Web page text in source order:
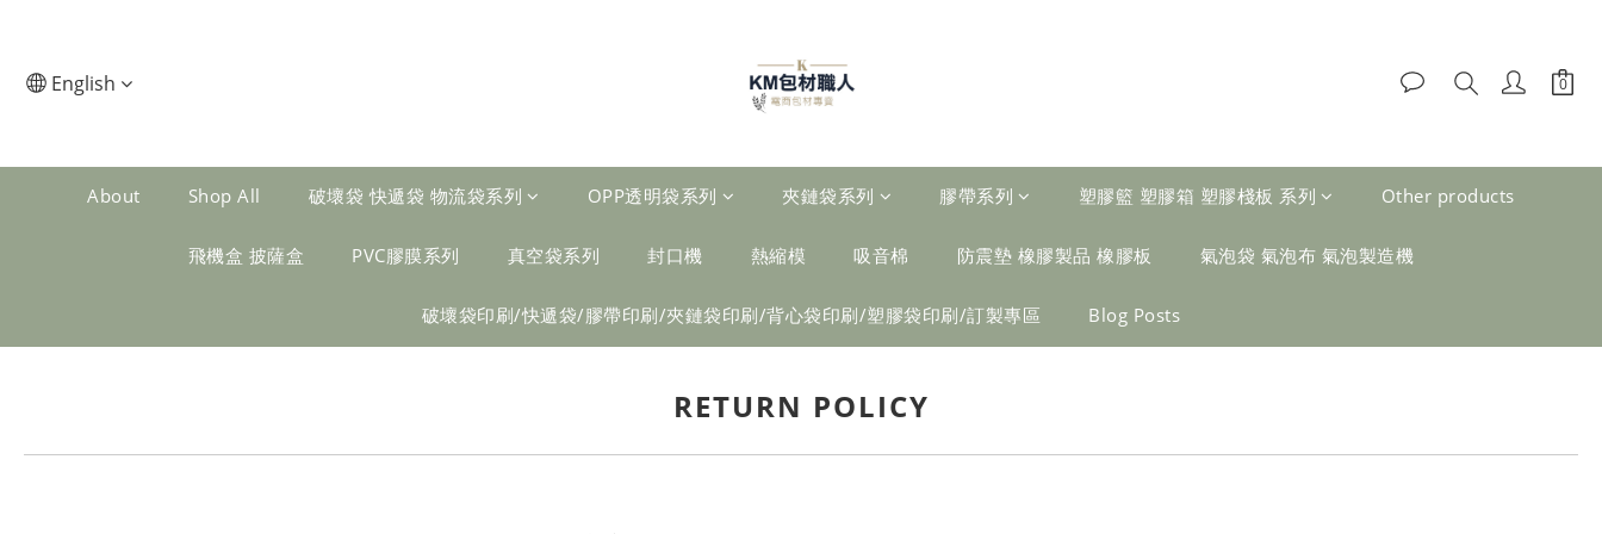
English
About Shop All 破壞袋 快遞袋 物流袋系列 OPP透明袋系列 夾鏈袋系列 膠帶系列 塑膠籃 塑膠箱 塑膠棧板 系列 Other products
飛機盒 披薩盒 PVC膠膜系列 真空袋系列 封口機 熱縮模 吸音棉 防震墊 橡膠製品 橡膠板 氣泡袋 氣泡布 氣泡製造機
破壞袋印刷/快遞袋/膠帶印刷/夾鏈袋印刷/背心袋印刷/塑膠袋印刷/訂製專區 Blog Posts
RETURN POLICY